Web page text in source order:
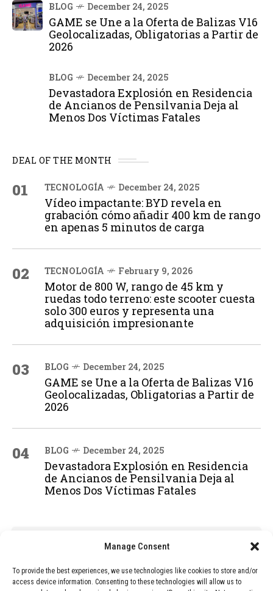
Manage Consent
To provide the best experiences, we use technologies like cookies to store and/or
access device information. Consenting to these technologies will allow us to
BLOG December 24, 2025
GAME se Une a la Oferta de Balizas V16
Geolocalizadas, Obligatorias a Partir de
2026
BLOG December 24, 2025
Devastadora Explosión en Residencia
de Ancianos de Pensilvania Deja al
Menos Dos Víctimas Fatales
DEAL OF THE MONTH
01 TECNOLOGÍA December 24, 2025
Vídeo impactante: BYD revela en
grabación cómo añadir 400 km de rango
en apenas 5 minutos de carga
02 TECNOLOGÍA February 9, 2026
Motor de 800 W, rango de 45 km y
ruedas todo terreno: este scooter cuesta
solo 300 euros y representa una
adquisición impresionante
03 BLOG December 24, 2025
GAME se Une a la Oferta de Balizas V16
Geolocalizadas, Obligatorias a Partir de
2026
04 BLOG December 24, 2025
Devastadora Explosión en Residencia
de Ancianos de Pensilvania Deja al
Menos Dos Víctimas Fatales